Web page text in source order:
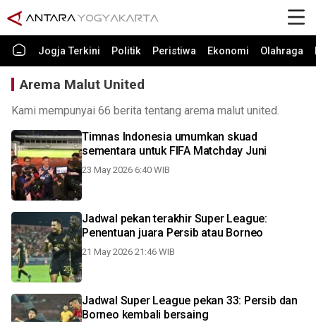
Jogja Terkini Politik Peristiwa Ekonomi Olahraga
Arema Malut United
Kami mempunyai 66 berita tentang arema malut united.
Timnas Indonesia umumkan skuad
sementara untuk FIFA Matchday Juni
23 May 2026 6:40 WIB
Jadwal pekan terakhir Super League:
Penentuan juara Persib atau Borneo
21 May 2026 21:46 WIB
Jadwal Super League pekan 33: Persib dan
Borneo kembali bersaing